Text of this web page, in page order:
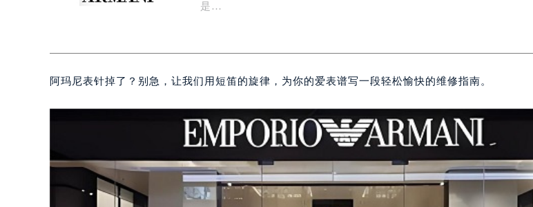
是…
阿玛尼表针掉了？别急，让我们用短笛的旋律，为你的爱表谱写一段轻松愉快的维修指南。